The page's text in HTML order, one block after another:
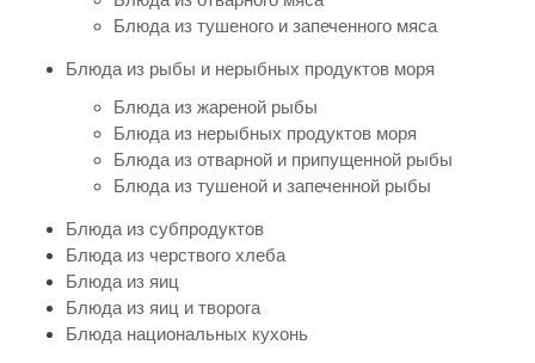
Блюда из тушеного и запеченного мяса
Блюда из рыбы и нерыбных продуктов моря
Блюда из жареной рыбы
Блюда из нерыбных продуктов моря
Блюда из отварной и припущенной рыбы
Блюда из тушеной и запеченной рыбы
Блюда из субпродуктов
Блюда из черствого хлеба
Блюда из яиц
Блюда из яиц и творога
Блюда национальных кухонь